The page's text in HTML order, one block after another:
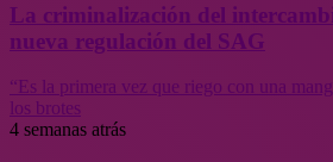
La criminalización del
nueva regulación del SAG
“Es la primera vez que riego con una
los brotes
4 semanas atrás